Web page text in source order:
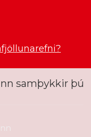
samþykkir þú